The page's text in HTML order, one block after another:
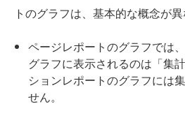
トのグラフは、基本的な概念が異
ページレポートのグラフでは
グラフに表示されるのは「集
ションレポートのグラフには
せん。